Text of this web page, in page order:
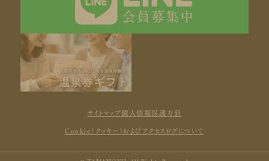
サイトマップ個人情報保護方針
Cookie（クッキー）およびアクセスログについて